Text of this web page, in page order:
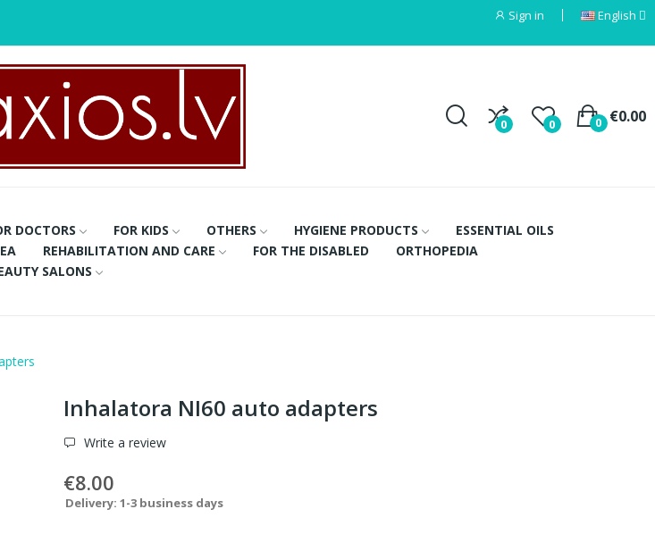
Sign in English
0 0 €0.00
0
DOCTORS FOR KIDS OTHERS HYGIENE PRODUCTS
ESSENTIAL OILS
REHABILITATION AND CARE FOR THE DISABLED
ORTHOPEDIA
SALONS
Inhalatora NI60 auto adapters
Write a review
€8.00
Delivery: 1-3 business days